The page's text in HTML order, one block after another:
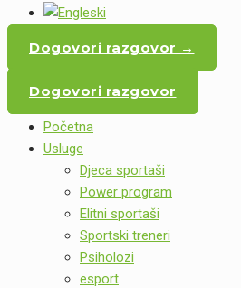
Dogovori razgovor →
Dogovori razgovor
Početna
Usluge
Djeca sportaši
Power program
Elitni sportaši
Sportski treneri
Psiholozi
esport